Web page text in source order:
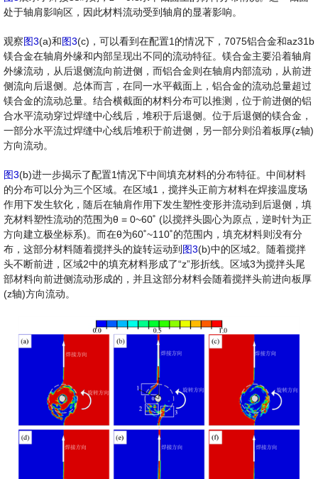
处于轴肩影响区，因此材料流动受到轴肩的显著影响。
观察图3(a)和图3(c)，可以看到在配置1的情况下，7075铝合金和az31b
镁合金在轴肩外缘和内部呈现出不同的流动特征。镁合金主要沿着轴肩
外缘流动，从后退侧流向前进侧，而铝合金则在轴肩内部流动，从前进
侧流向后退侧。总体而言，在同一水平截面上，铝合金的流动总量超过
镁合金的流动总量。结合横截面的材料分布可以推测，位于前进侧的铝
合水平流动穿过焊缝中心线后，堆积于后退侧。位于后退侧的镁合金，
一部分水平流过焊缝中心线后堆积于前进侧，另一部分则沿着板厚(z轴)
方向流动。
图3(b)进一步揭示了配置1情况下中间填充材料的分布特征。中间材料
的分布可以分为三个区域。在区域1，搅拌头正前方材料在焊接温度场
作用下发生软化，随后在轴肩作用下发生塑性变形并流动到后退侧，填
充材料塑性流动的范围为θ = 0~60˚ (以搅拌头圆心为原点，逆时针为正
方向建立极坐标系)。而在θ为60˚~110˚的范围内，填充材料则没有分
布，这部分材料随着搅拌头的旋转运动到 图3(b)中的区域2。随着搅拌
头不断前进，区域2中的填充材料形成了“z”形折线。区域3为搅拌头尾
部材料向前进侧流动形成的，并且这部分材料会随着搅拌头前进向板厚
(z轴)方向流动。